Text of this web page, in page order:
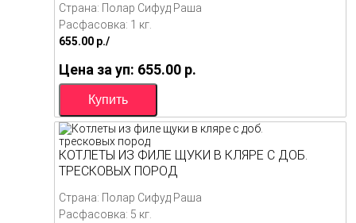
Страна: Полар Сифуд Раша
Расфасовка: 1 кг.
655.00 p./
Цена за уп: 655.00 p.
КОТЛЕТЫ ИЗ ФИЛЕ ЩУКИ В КЛЯРЕ С ДОБ.
ТРЕСКОВЫХ ПОРОД
Страна: Полар Сифуд Раша
Расфасовка: 5 кг.